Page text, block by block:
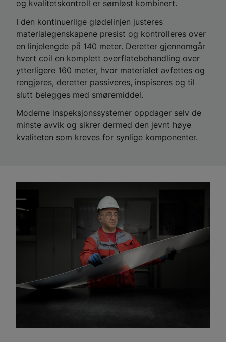
og kvalitetskontroll er sømløst kombinert.
I den kontinuerlige glødelinjen justeres
materialegenskapene presist og kontrolleres over
en linjelengde på 140 meter. Deretter gjennomgår
hvert coil en komplett overflatebehandling over
ytterligere 160 meter, hvor materialet avfettes og
rengjøres, deretter passiveres, inspiseres og til
slutt belegges med smøremiddel.
Moderne inspeksjonssystemer oppdager selv de
minste avvik og sikrer dermed den jevnt høye
kvaliteten som kreves for synlige komponenter.